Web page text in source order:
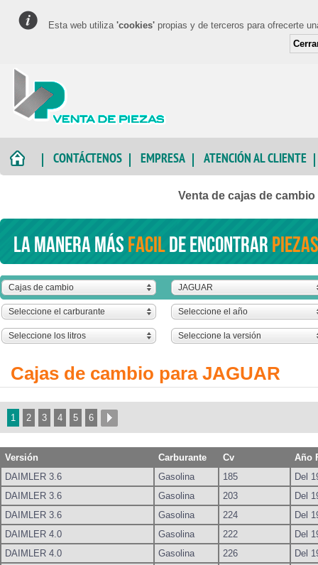
Esta web utiliza 'cookies' propias y de terceros para ofrecerte
CONTÁCTENOS EMPRESA ATENCIÓN AL CLIENTE
Venta de cajas de
La manera másfacilde encontrar
Cajas de cambio JAGUAR
Seleccione el carburante Seleccione el año
Seleccione los litros Seleccione la versión
Cajas de cambio para JAGUAR
1 2 3 4 5 6
Versión Carburante Cv
Año
DAIMLER 3.6
Gasolina 185
Del
DAIMLER 3.6
Gasolina 203
Del
DAIMLER 3.6
Gasolina 224
Del
DAIMLER 4.0
Gasolina 222
Del
DAIMLER 4.0
Gasolina 226
Del